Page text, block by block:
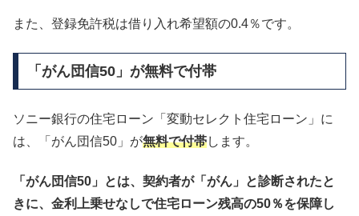
また、登録免許税は借り入れ希望額の0.4％です。
「がん団信50」が無料で付帯
ソニー銀行の住宅ローン「変動セレクト住宅ローン」に
は、「がん団信50」が無料で付帯します。
「がん団信50」とは、契約者が「がん」と診断されたと
きに、金利上乗せなしで住宅ローン残高の50％を保障し